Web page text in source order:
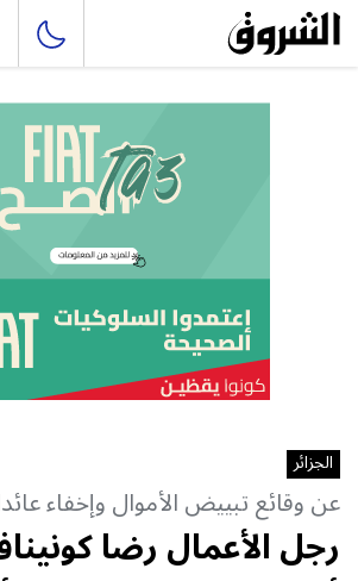
الجزائر
عن وقائع تبييض الأموال وإخفاء
رجل الأعمال رضا